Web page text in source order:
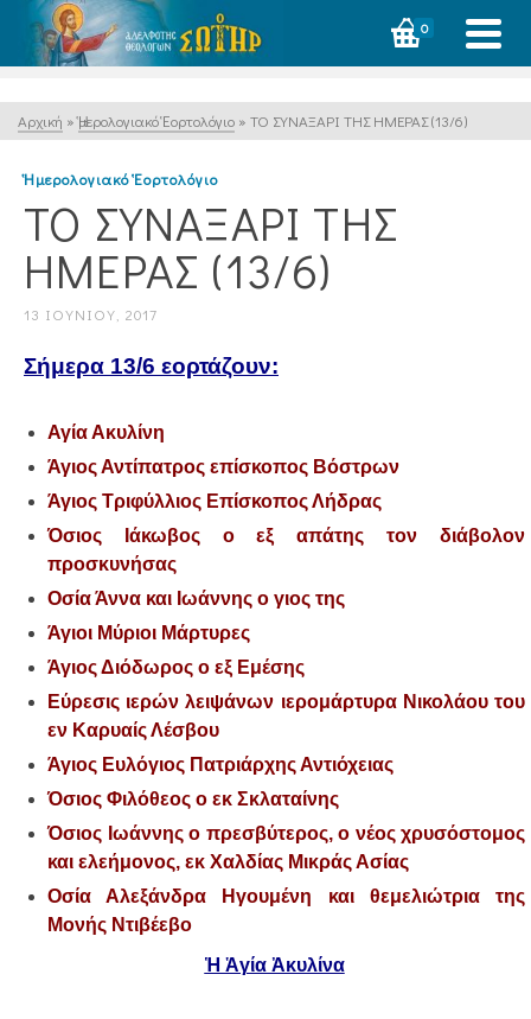
0
Αρχική » Ἡμερολογιακό Ἑορτολόγιο » ΤΟ ΣΥΝΑΞΑΡΙ ΤΗΣ ΗΜΕΡΑΣ (13/6)
Ἡμερολογιακό Ἑορτολόγιο
ΤΟ ΣΥΝΑΞΑΡΙ ΤΗΣ
ΗΜΕΡΑΣ (13/6)
13 ΙΟΥΝΊΟΥ, 2017
Σήμερα 13/6 εορτάζουν:
Αγία Ακυλίνη
Άγιος Αντίπατρος επίσκοπος Βόστρων
Άγιος Τριφύλλιος Επίσκοπος Λήδρας
Όσιος Ιάκωβος ο εξ απάτης τον διάβολον
προσκυνήσας
Οσία Άννα και Ιωάννης ο γιος της
Άγιοι Μύριοι Μάρτυρες
Άγιος Διόδωρος ο εξ Εμέσης
Εύρεσις ιερών λειψάνων ιερομάρτυρα Νικολάου του
εν Καρυαίς Λέσβου
Άγιος Ευλόγιος Πατριάρχης Αντιόχειας
Όσιος Φιλόθεος ο εκ Σκλαταίνης
Όσιος Ιωάννης ο πρεσβύτερος, ο νέος χρυσόστομος
και ελεήμονος, εκ Χαλδίας Μικράς Ασίας
Οσία Αλεξάνδρα Ηγουμένη και θεμελιώτρια της
Μονής Ντιβέεβο
Ἡ Ἁγία Ἀκυλίνα